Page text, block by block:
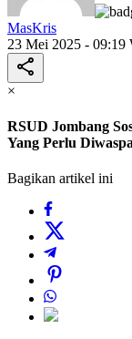
MasKris
23 Mei 2025 - 09:19
×
RSUD Jombang
Yang Perlu
Bagikan artikel ini